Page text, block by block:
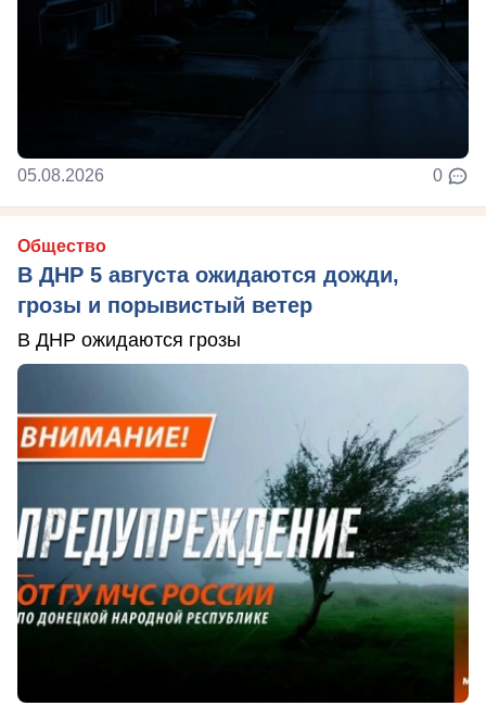
05.08.2026 0
Общество
В ДНР 5 августа ожидаются дожди,
грозы и порывистый ветер
В ДНР ожидаются грозы